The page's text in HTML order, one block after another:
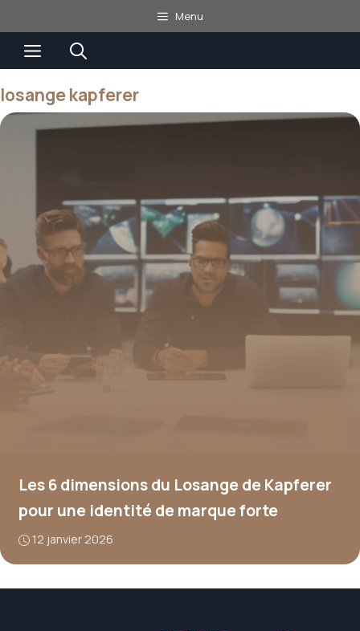
au
contenu
Menu
Menu
losange kapferer
Les 6 dimensions du Losange de Kapferer
pour une identité de marque forte
12 janvier 2026